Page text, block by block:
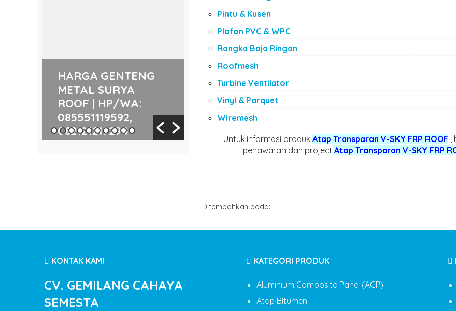
Pintu & Kusen
Plafon PVC & WPC
Rangka Baja Ringan
Roofmesh
Turbine Ventilator
Vinyl & Parquet
Wiremesh
Untuk informasi produk Atap Transparan V-SKY FRP ROOF ,
penawaran dan project Atap Transparan V-SKY FRP
Ditambahkan pada:
HARGA TURBINE
HARGA GENTENG
METAL SURYA
ROOF | HP/WA:
085551119592,
082121219294
DR SHIELD | HP/WA:
085551119592,
082121219294
085551119592,
082121219294
KONTAK KAMI
CV. GEMILANG CAHAYA
SEMESTA
KATEGORI PRODUK
Aluminium Composite Panel (ACP)
Atap Bitumen